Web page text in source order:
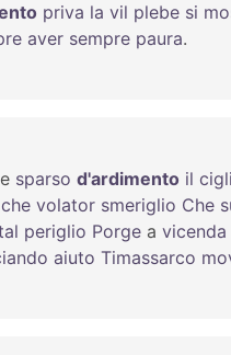
priva la vil plebe si
aver sempre paura.
sparso d'ardimento il
che volator smeriglio Che
periglio Porge a vicenda
aiuto Timassarco